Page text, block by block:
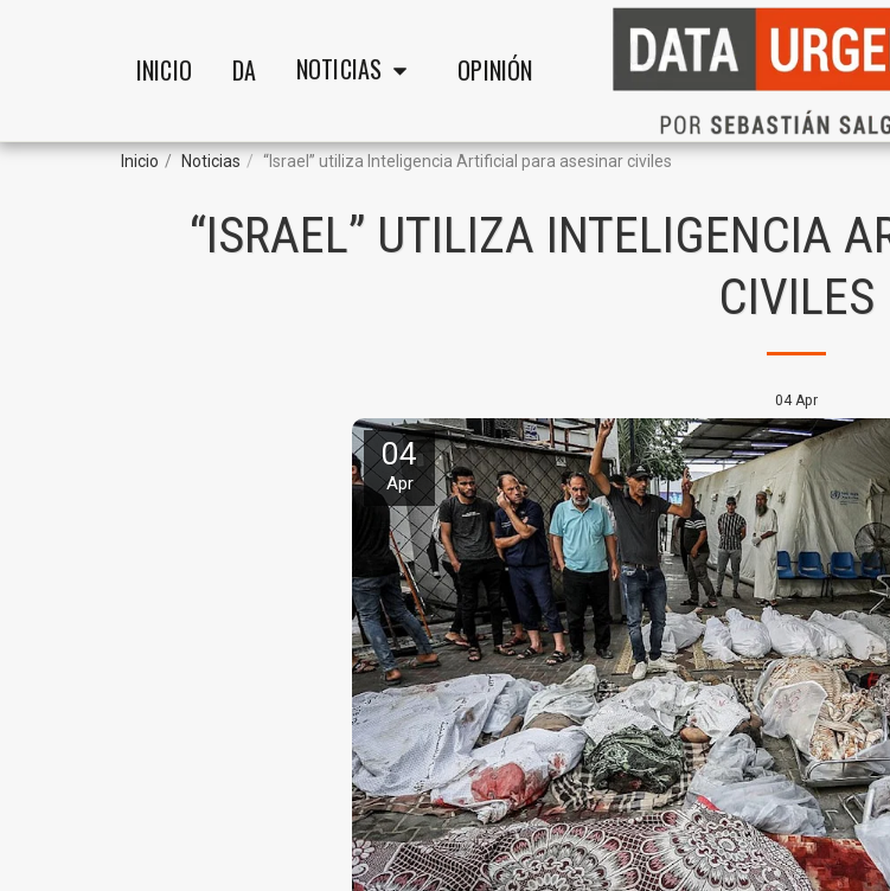
INICIO DA NOTICIAS OPINIÓN
Inicio Noticias “Israel” utiliza Inteligencia Artificial para asesinar civiles
“ISRAEL” UTILIZA INTELIGENCIA
CIVILES
04Apr
04
Apr